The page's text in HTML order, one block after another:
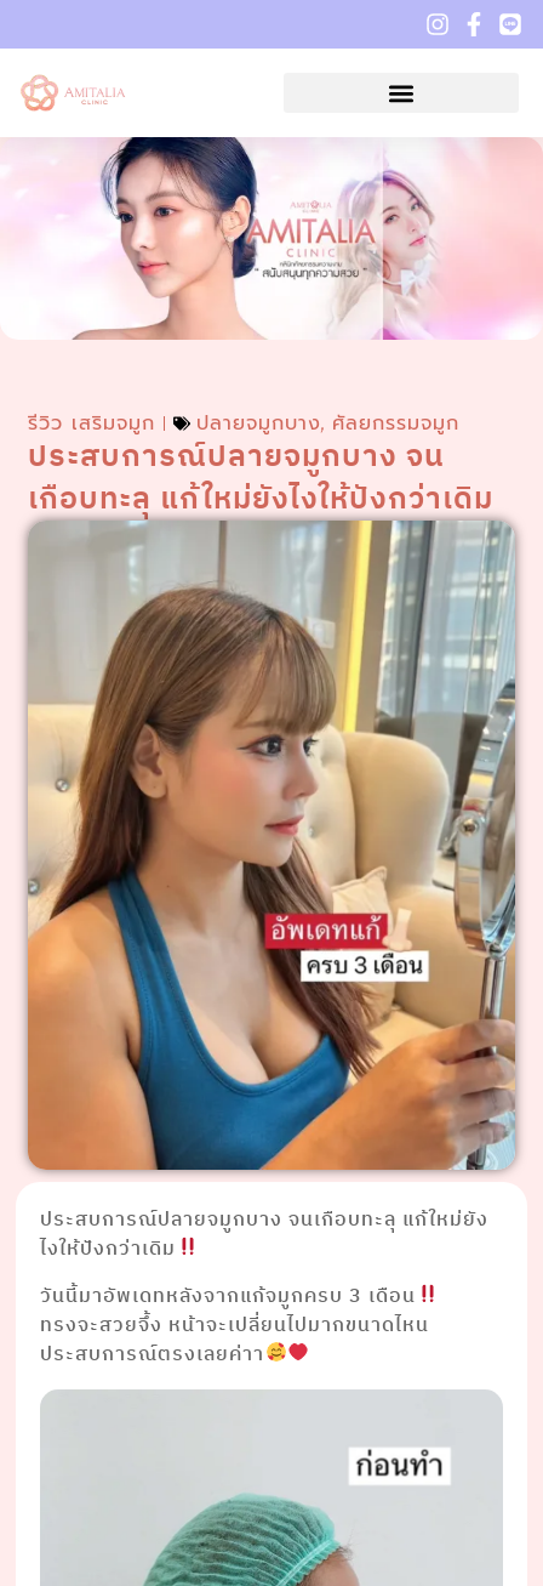
รีวิว เสริมจมูก ปลายจมูกบาง, ศัลยกรรมจมูก
ประสบการณ์ปลายจมูกบาง จน
เกือบทะลุ แก้ใหม่ยังไงให้ปังกว่าเดิม
ประสบการณ์ปลายจมูกบาง จนเกือบทะลุ แก้ใหม่ยัง
ไงให้ปังกว่าเดิม
วันนี้มาอัพเดทหลังจากแก้จมูกครบ 3 เดือน
ทรงจะสวยจึ้ง หน้าจะเปลี่ยนไปมากขนาดไหน
ประสบการณ์ตรงเลยค่าา